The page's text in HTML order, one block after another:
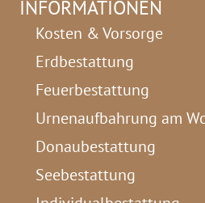
INFORMATIONEN
Kosten & Vorsorge
Erdbestattung
Feuerbestattung
Urnenaufbahrung am
Donaubestattung
Seebestattung